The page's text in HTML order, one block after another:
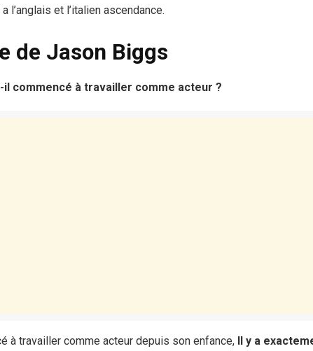
l’anglais et l’italien ascendance.
de Jason Biggs
il commencé à travailler comme acteur ?
à travailler comme acteur depuis son enfance, Il y a